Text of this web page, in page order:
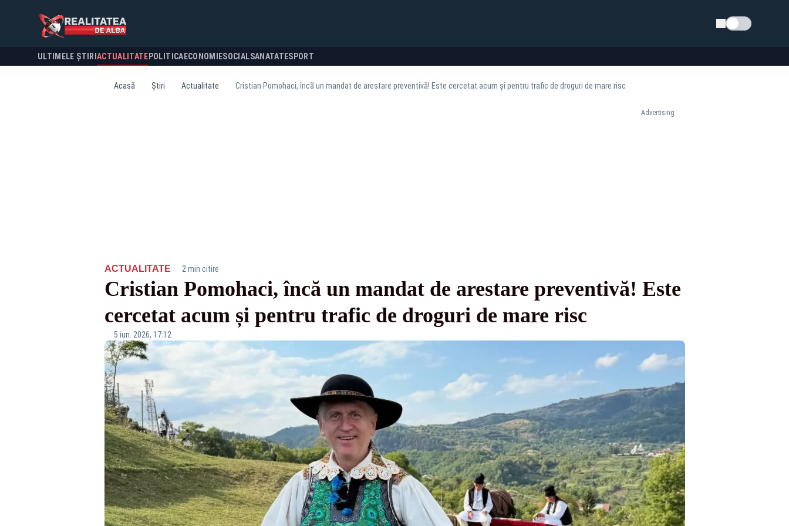
Schimba tema
ULTIMELE ȘTIRI ACTUALITATE POLITICA ECONOMIESOCIALSANATATESPORT
Acasă Știri Actualitate Cristian Pomohaci, încă un mandat de arestare preventivă! Este cercetat acum și pentru trafic de droguri de mare risc
Advertising
ACTUALITATE· 2 min citire
Cristian Pomohaci, încă un mandat de arestare preventivă! Este
cercetat acum și pentru trafic de droguri de mare risc
5 iun. 2026, 17:12